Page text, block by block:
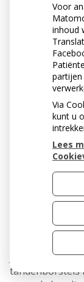
IS EEN
DAN
Ja, uit
tandenborstels
Voor
inhoud
partijen
Via
kunt u
Lees